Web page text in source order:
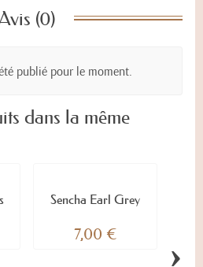
(0)
publié pour le moment.
dans la même
Sencha Earl Grey
7,00 € ›